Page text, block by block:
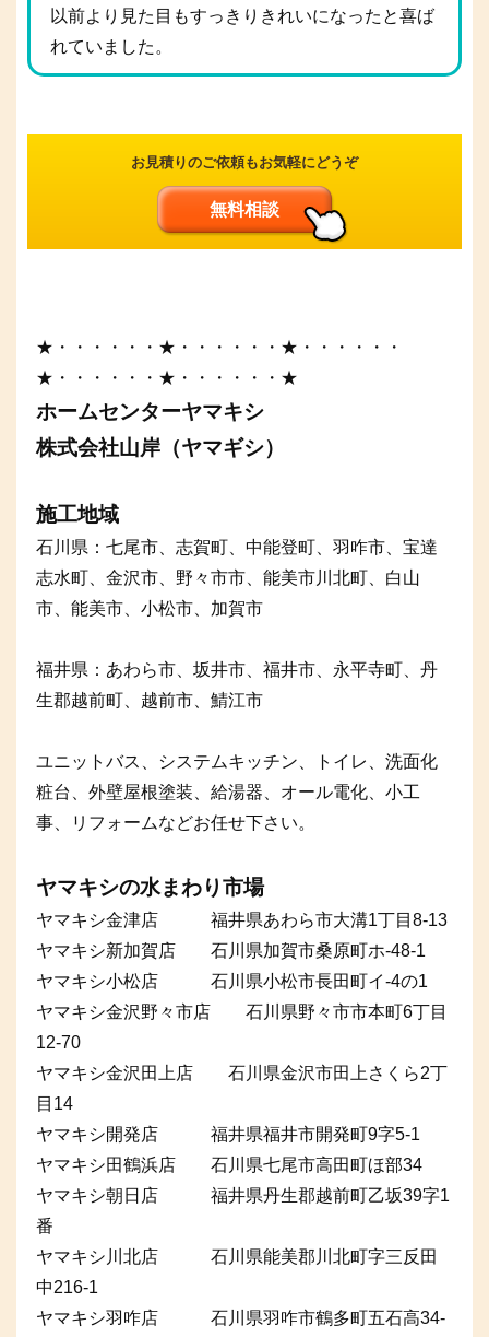
以前より見た目もすっきりきれいになったと喜ば
れていました。
お見積りのご依頼もお気軽にどうぞ
無料相談
★・・・・・・★・・・・・・★・・・・・・
★・・・・・・★・・・・・・★
ホームセンターヤマキシ
株式会社山岸（ヤマギシ）
施工地域
石川県：七尾市、志賀町、中能登町、羽咋市、宝達
志水町、金沢市、野々市市、能美市川北町、白山
市、能美市、小松市、加賀市
福井県：あわら市、坂井市、福井市、永平寺町、丹
生郡越前町、越前市、鯖江市
ユニットバス、システムキッチン、トイレ、洗面化
粧台、外壁屋根塗装、給湯器、オール電化、小工
事、リフォームなどお任せ下さい。
ヤマキシの水まわり市場
ヤマキシ金津店 福井県あわら市大溝1丁目8-13
ヤマキシ新加賀店 石川県加賀市桑原町ホ-48-1
ヤマキシ小松店 石川県小松市長田町イ-4の1
ヤマキシ金沢野々市店 石川県野々市市本町6丁目
12-70
ヤマキシ金沢田上店 石川県金沢市田上さくら2丁
目14
ヤマキシ開発店 福井県福井市開発町9字5-1
ヤマキシ田鶴浜店 石川県七尾市高田町ほ部34
ヤマキシ朝日店 福井県丹生郡越前町乙坂39字1
番
ヤマキシ川北店 石川県能美郡川北町字三反田
中216-1
ヤマキシ羽咋店 石川県羽咋市鶴多町五石高34-